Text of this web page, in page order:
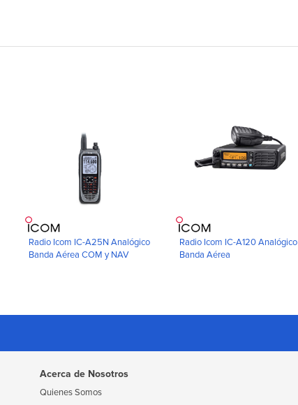
Radio Icom IC-A25N Analógico
Banda Aérea COM y NAV
Radio Icom IC-A120 Analógico
Banda Aérea
Acerca de Nosotros
Quienes Somos